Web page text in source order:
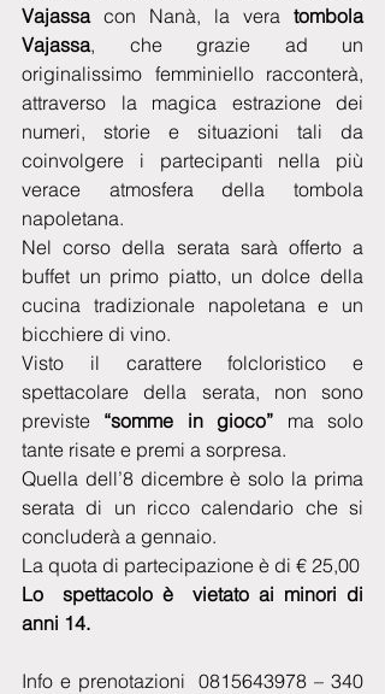
Vajassa con Nanà, la vera tombola
Vajassa, che grazie ad un
originalissimo femminiello racconterà,
attraverso la magica estrazione dei
numeri, storie e situazioni tali da
coinvolgere i partecipanti nella più
verace atmosfera della tombola
napoletana.
Nel corso della serata sarà offerto a
buffet un primo piatto, un dolce della
cucina tradizionale napoletana e un
bicchiere di vino.
Visto il carattere folcloristico e
spettacolare della serata, non sono
previste “somme in gioco” ma solo
tante risate e premi a sorpresa.
Quella dell’8 dicembre è solo la prima
serata di un ricco calendario che si
concluderà a gennaio.
La quota di partecipazione è di € 25,00
Lo  spettacolo è  vietato ai minori di
anni 14.
Info e prenotazioni  0815643978 – 340